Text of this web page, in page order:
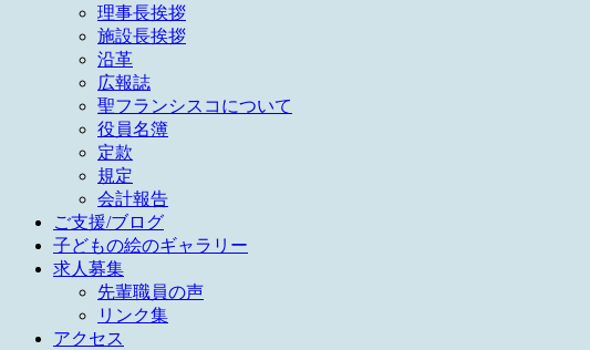
理事長挨拶
施設長挨拶
沿革
広報誌
聖フランシスコについて
役員名簿
定款
規定
会計報告
ご支援/ブログ
子どもの絵のギャラリー
求人募集
先輩職員の声
リンク集
アクセス